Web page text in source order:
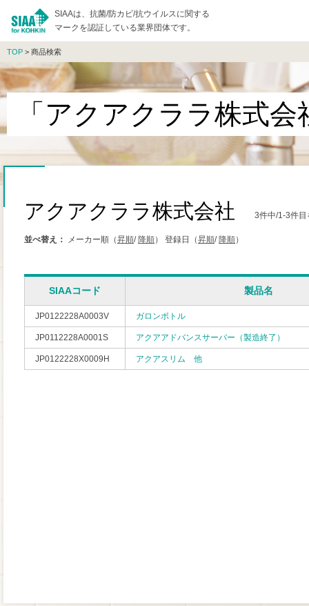
SIAAは、抗菌/防カビ/抗ウイルスに関する
マークを認証している業界団体です。
TOP > 商品検索
「アクアクララ株式
アクアクララ株式会社 3件中/1-3件
並べ替え： メーカー順（昇順/ 降順） 登録日（昇順/ 降順）
SIAAコード 製品名
JP0122228A0003V ガロンボトル
JP0112228A0001S アクアアドバンスサーバー（製造終了）
JP0122228X0009H アクアスリム 他